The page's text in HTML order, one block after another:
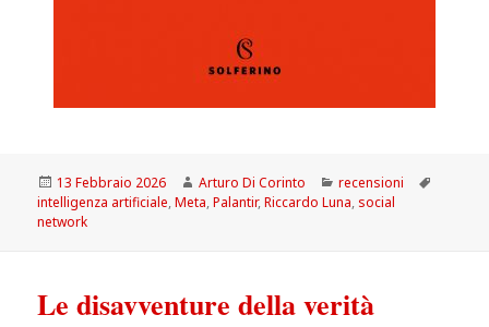
Scritto
il
13 Febbraio 2026 Autore
Arturo Di Corinto Categorie
recensioni
intelligenza artificiale,Meta,Palantir,Riccardo Luna, social
network
Le disavventure della verità